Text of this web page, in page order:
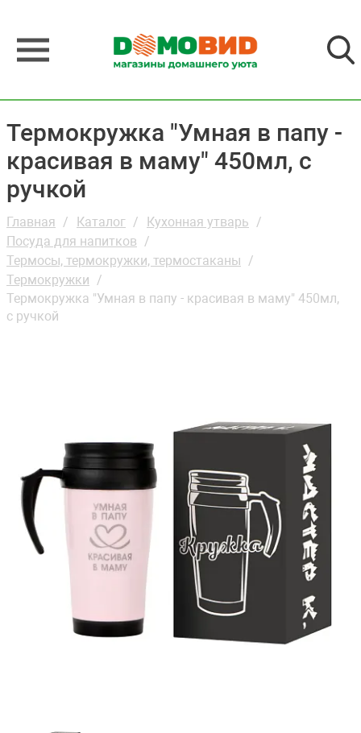
Термокружка "Умная в папу -
красивая в маму" 450мл, с
ручкой
Главная Каталог
Кухонная утварь
Посуда для напитков
Термосы, термокружки, термостаканы
Термокружки
Термокружка "Умная в папу - красивая в маму" 450мл,
с ручкой